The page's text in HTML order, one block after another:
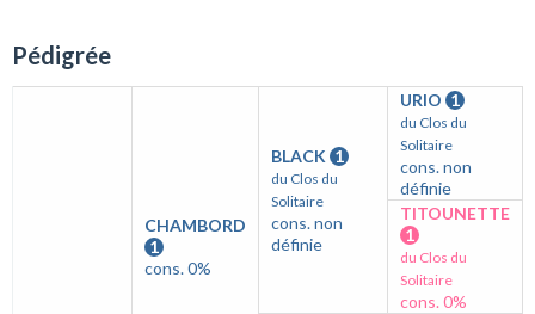
Pédigrée
CHAMBORD
1
cons. 0%
BLACK 1
du Clos du
Solitaire
cons. non
définie
URIO 1
du Clos du
Solitaire
cons. non
définie
TITOUNETTE
1
du Clos du
Solitaire
cons. 0%